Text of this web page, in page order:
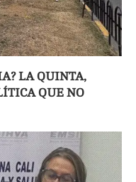
LA QUINTA,
QUE NO